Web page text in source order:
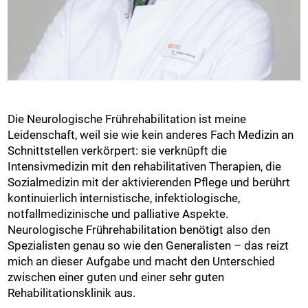
Die Neurologische Frührehabilitation ist meine
Leidenschaft, weil sie wie kein anderes Fach Medizin an
Schnittstellen verkörpert: sie verknüpft die
Intensivmedizin mit den rehabilitativen Therapien, die
Sozialmedizin mit der aktivierenden Pflege und berührt
kontinuierlich internistische, infektiologische,
notfallmedizinische und palliative Aspekte.
Neurologische Frührehabilitation benötigt also den
Spezialisten genau so wie den Generalisten – das reizt
mich an dieser Aufgabe und macht den Unterschied
zwischen einer guten und einer sehr guten
Rehabilitationsklinik aus.